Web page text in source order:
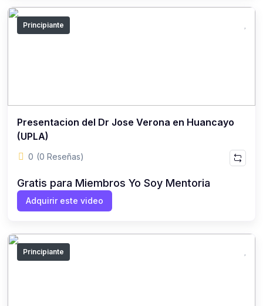
Principiante
Presentacion del Dr Jose Verona en Huancayo
(UPLA)
0 (0 Reseñas)
Gratis para Miembros Yo Soy Mentoria
Adquirir este video
Principiante